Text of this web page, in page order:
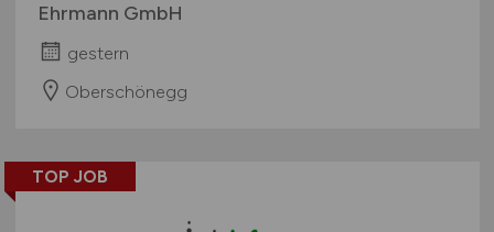
Ehrmann GmbH
gestern
Oberschönegg
TOP JOB